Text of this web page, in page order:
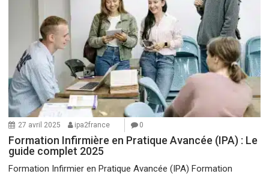
27 avril 2025 ipa2france 0
Formation Infirmière en Pratique Avancée (IPA) : Le
guide complet 2025
Formation Infirmier en Pratique Avancée (IPA) Formation